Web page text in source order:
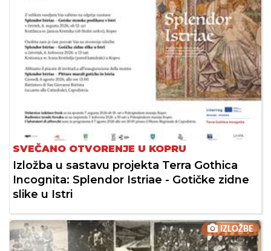
SVEČANO OTVORENJE U KOPRU
Izložba u sastavu projekta Terra Gothica
Incognita: Splendor Istriae - Gotičke zidne
slike u Istri
IZLOŽBE